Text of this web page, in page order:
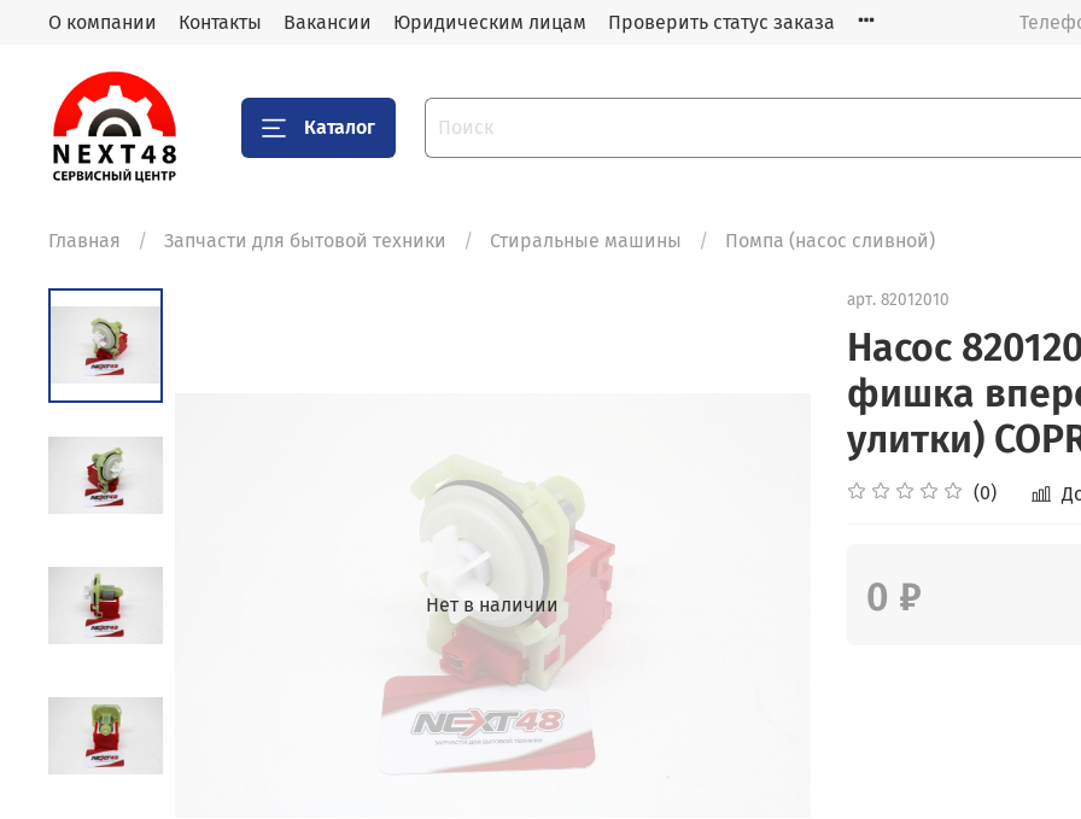
О компании Контакты Вакансии Юридическим лицам Проверить статус заказа
Каталог
Главная Запчасти для бытовой техники Стиральные машины Помпа (насос сливной)
Нет в наличии
арт. 82012010
Насос
фишка
улитки)
(0)
0 ₽